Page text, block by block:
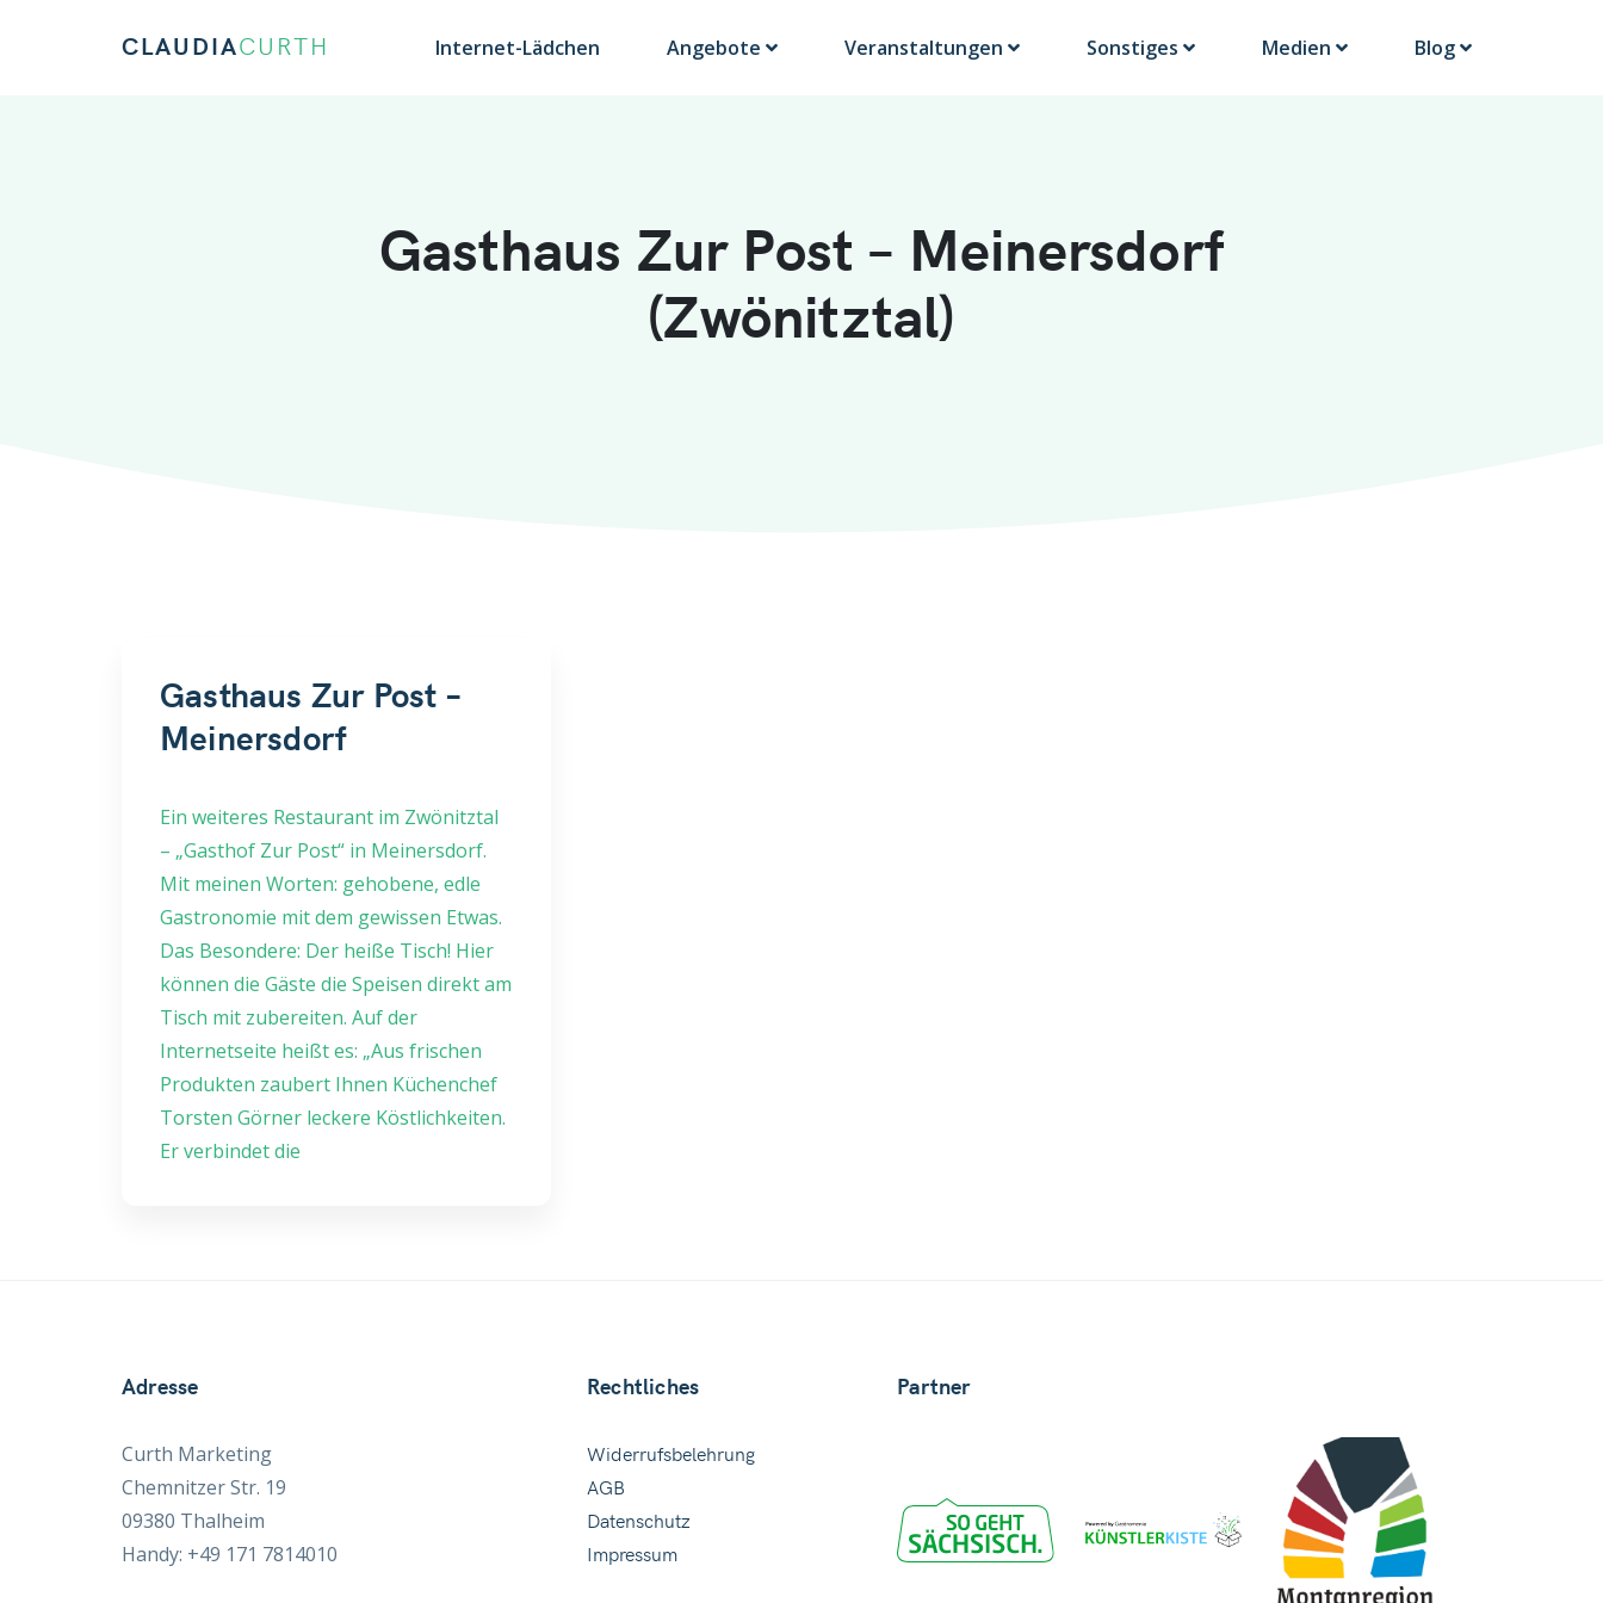
CLAUDIACURTH Internet-Lädchen Angebote Veranstaltungen Sonstiges Medien Blog
Gasthaus Zur Post – Meinersdorf
(Zwönitztal)
Gasthaus Zur Post –
Meinersdorf
Ein weiteres Restaurant im Zwönitztal
– „Gasthof Zur Post“ in Meinersdorf.
Mit meinen Worten: gehobene, edle
Gastronomie mit dem gewissen Etwas.
Das Besondere: Der heiße Tisch! Hier
können die Gäste die Speisen direkt am
Tisch mit zubereiten. Auf der
Internetseite heißt es: „Aus frischen
Produkten zaubert Ihnen Küchenchef
Torsten Görner leckere Köstlichkeiten.
Er verbindet die
Adresse
Curth Marketing
Chemnitzer Str. 19
09380 Thalheim
Handy: +49 171 7814010
Rechtliches
Widerrufsbelehrung
AGB
Datenschutz
Impressum
Partner